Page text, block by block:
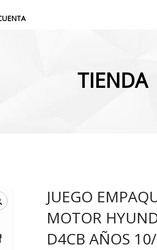
TIENDA
JUEGO
MOTOR
D4CB AÑOS